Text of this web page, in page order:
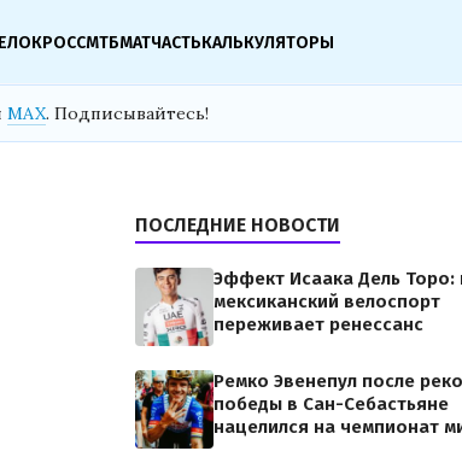
МТБМАТЧАСТЬКАЛЬКУЛЯТОРЫ
MAX. Подписывайтесь!
ПОСЛЕДНИЕ НОВОСТИ
Эффект Исаака Дель Торо:
мексиканский велоспорт
переживает ренессанс
Ремко Эвенепул после
победы в Сан-Себастьяне
нацелился на чемпионат